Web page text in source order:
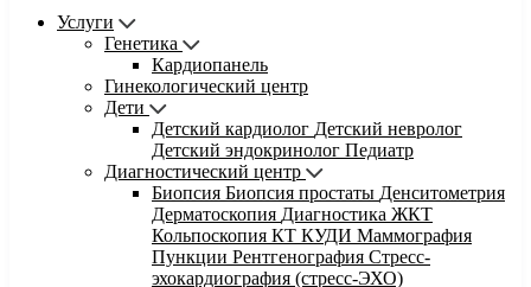
Услуги
Генетика
Кардиопанель
Гинекологический центр
Дети
Детский кардиолог Детский невролог
Детский эндокринолог Педиатр
Диагностический центр
Биопсия Биопсия простаты Денситометрия
Дерматоскопия Диагностика ЖКТ
Кольпоскопия КТ КУДИ Маммография
Пункции Рентгенография Стресс-
эхокардиография (стресс-ЭХО)